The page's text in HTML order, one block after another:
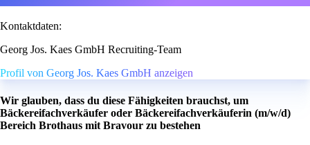
Kontaktdaten:
Georg Jos. Kaes GmbH Recruiting-Team
Profil von Georg Jos. Kaes GmbH anzeigen
Wir glauben, dass du diese Fähigkeiten brauchst, um
Bäckereifachverkäufer oder Bäckereifachverkäuferin (m/w/d)
Bereich Brothaus mit Bravour zu bestehen